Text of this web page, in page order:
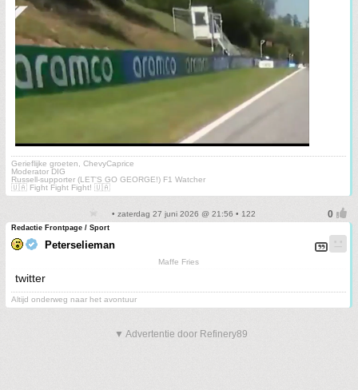
Gerieflijke groeten, ChevyCaprice
Moderator DIG
Russell-supporter (LET'S GO GEORGE!) F1 Watcher
🇺🇦 Fight Fight Fight! 🇺🇦
• zaterdag 27 juni 2026 @ 21:56 • 122
Redactie Frontpage / Sport
Peterselieman
Maffe Fries
twitter
Altijd onderweg naar het avontuur
▼ Advertentie door Refinery89